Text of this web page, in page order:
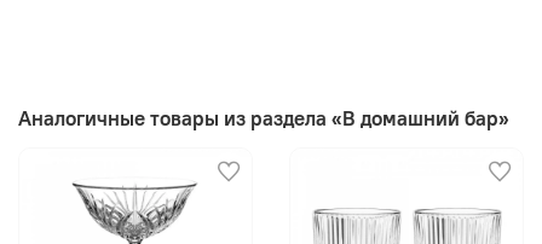
Аналогичные товары из раздела «В домашний бар»